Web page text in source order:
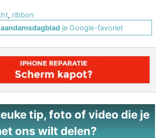
, ribbon
je Google-favoriet
tip, foto of video die je
ons wilt delen?